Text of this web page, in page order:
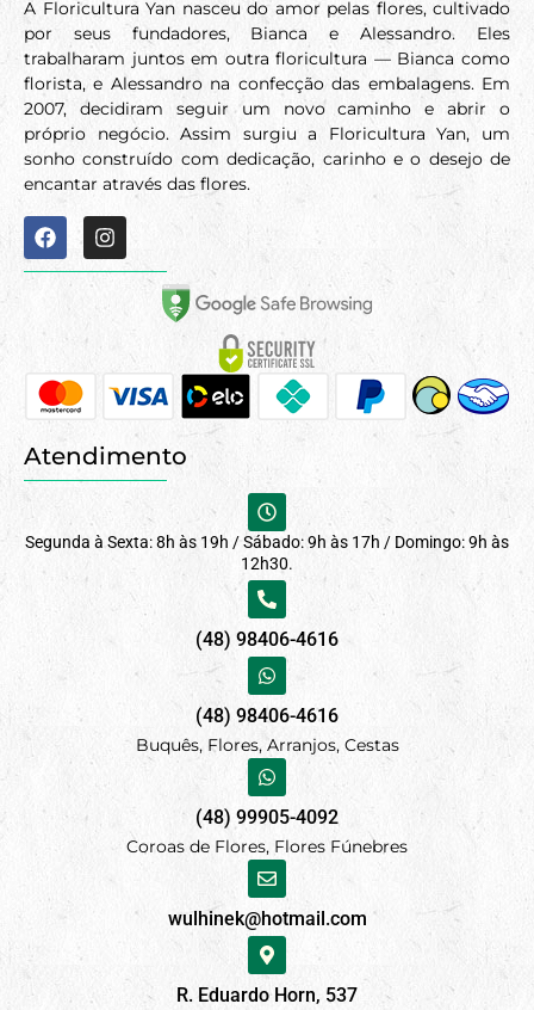
A Floricultura Yan nasceu do amor pelas flores, cultivado
por seus fundadores, Bianca e Alessandro. Eles
trabalharam juntos em outra floricultura — Bianca como
florista, e Alessandro na confecção das embalagens. Em
2007, decidiram seguir um novo caminho e abrir o
próprio negócio. Assim surgiu a Floricultura Yan, um
sonho construído com dedicação, carinho e o desejo de
encantar através das flores.
Atendimento
Segunda à Sexta: 8h às 19h / Sábado: 9h às 17h / Domingo: 9h às
12h30.
(48) 98406-4616
(48) 98406-4616
Buquês, Flores, Arranjos, Cestas
(48) 99905-4092
Coroas de Flores, Flores Fúnebres
wulhinek@hotmail.com
R. Eduardo Horn, 537